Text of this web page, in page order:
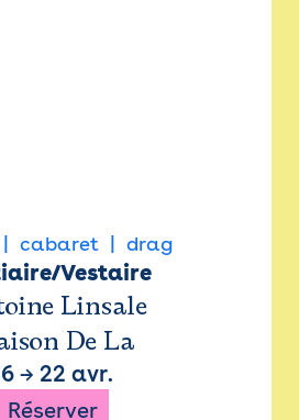
cabaret drag
Vestaire
Linsale
De La
→ 22 avr.
Réserver